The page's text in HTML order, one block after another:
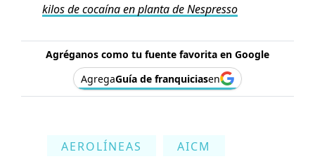
kilos de cocaína en planta de Nespresso
Agréganos como tu fuente favorita en Google
AgregaGuía de franquiciasen
AEROLÍNEAS
AICM